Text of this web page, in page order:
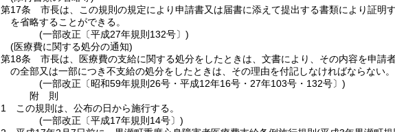
第17条
市長は、この規則の規定により申請書又は届書に添えて提出する書類により証
を省略することができる。
(一部改正〔平成27年規則132号〕)
(医療費に関する処分の通知)
第18条
市長は、医療費の支給に関する処分をしたときは、文書により、その内容を申請
の全部又は一部につき不支給の処分をしたときは、その理由を付記しなければならない。
(一部改正〔昭和59年規則26号・平成12年16号・27年103号・132号〕)
附 則
1
この規則は、公布の日から施行する。
(一部改正〔平成17年規則14号〕)